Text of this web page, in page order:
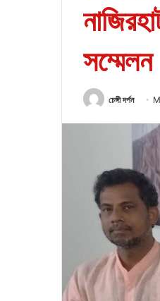
সম্মেলন
চেঙ্গী দর্পন